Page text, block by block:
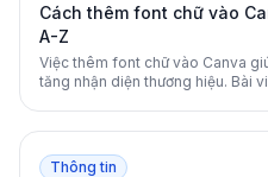
Cách thêm font chữ vào
A-Z
Việc thêm font chữ vào Canva
tăng nhận diện thương hiệu. Bài
Thông tin